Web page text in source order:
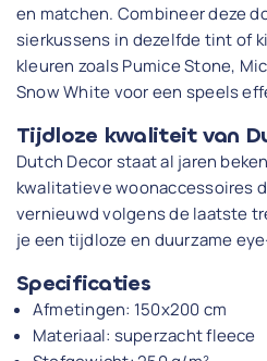
en matchen. Combineer deze
sierkussens in dezelfde tint of
kleuren zoals Pumice Stone,
Snow White voor een speels
Tijdloze kwaliteit van
Dutch Decor staat al jaren
kwalitatieve woonaccessoires
vernieuwd volgens de laatste
je een tijdloze en duurzame
Specificaties
Afmetingen: 150x200 cm
Materiaal: superzacht fleece